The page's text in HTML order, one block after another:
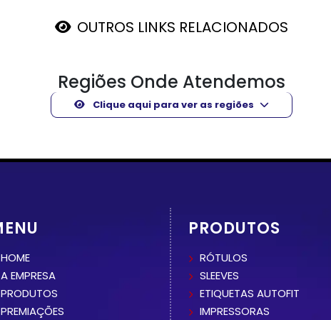
OUTROS LINKS RELACIONADOS
Regiões Onde Atendemos
Clique aqui para ver as regiões
HOME
A EMPRESA
PRODUTOS
PREMIAÇÕES
PRODUTOS
RÓTULOS
SLEEVES
ETIQUETAS AUTOFIT
IMPRESSORAS